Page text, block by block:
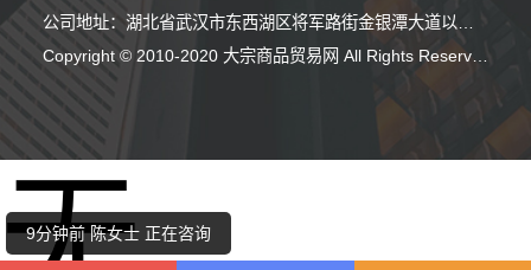
Copyright © 2010-2020 大宗商品贸易网 All Rights Reserved
6分钟前 田女士 正在咨询
9分钟前 陈女士 正在咨询